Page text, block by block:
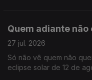
Quem adiante
27 jul. 2026
Só não vê quem não
eclipse solar de 12 de